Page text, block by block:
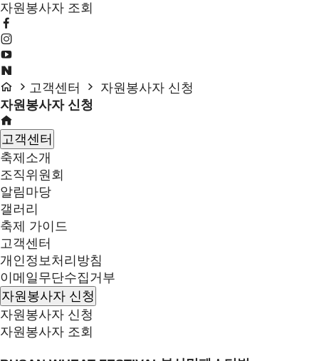
자원봉사자 조회
고객센터
자원봉사자 신청
자원봉사자 신청
고객센터
축제소개
조직위원회
알림마당
갤러리
축제 가이드
고객센터
개인정보처리방침
이메일무단수집거부
자원봉사자 신청
자원봉사자 신청
자원봉사자 조회